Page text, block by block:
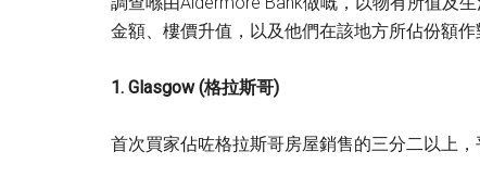
金額、樓價升值，以及他們在該地方所佔份額
1. Glasgow (格拉斯哥)
首次買家佔咗格拉斯哥房屋銷售的三分二以上